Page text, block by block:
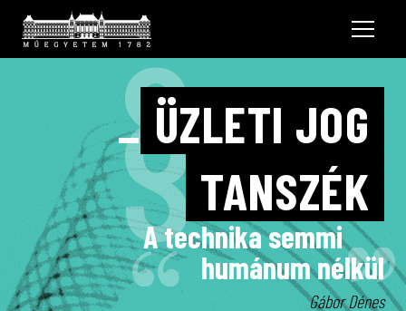
_ ÜZLETI JOG
TANSZÉK
§
A technika semmi
humánum nélkül
Gábor Dénes